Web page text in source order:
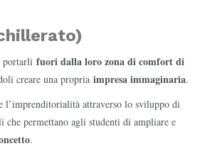
portarli fuori dalla loro zona di comfort di
creare una propria impresa immaginaria.
l’imprenditorialità attraverso lo sviluppo di
che permettano agli studenti di ampliare e
.